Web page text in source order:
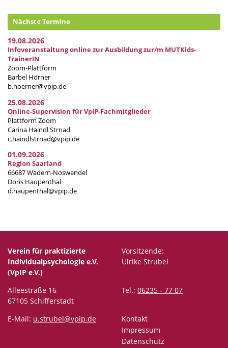
Nächste Termine
19.08.2026
Infoveranstaltung online zur Ausbildung zur/m MUTKids-
TrainerIN
Zoom-Plattform
Bärbel Hörner
b.hoerner@vpip.de
25.08.2026
Online-Supervision für VpIP-Fachmitglieder
Plattform Zoom
Carina Haindl Strnad
c.haindlstrnad@vpip.de
01.09.2026
Region Saarland
66687 Wadern-Noswendel
Doris Haupenthal
d.haupenthal@vpip.de
Verein für praktizierte
Individualpsychologie e.V.
(VpIP e.V.)
Vorsitzende:
Ulrike Strubel
Alleestraße 16
67105 Schifferstadt
Tel.: 06235 - 77 07
E-Mail: u.strubel@vpip.de
Kontakt
Impressum
Datenschutz